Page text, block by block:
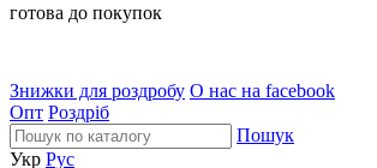
готова до покупок
Знижки для роздробу О нас на facebook
Опт Роздріб
Пошук
Укр Рус